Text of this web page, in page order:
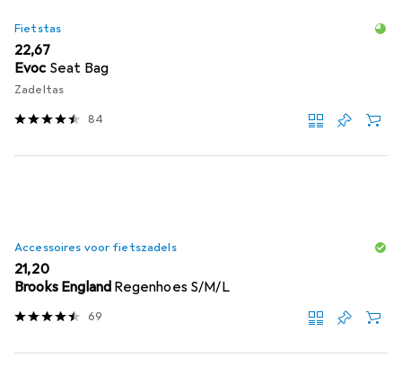
Fietstas
EUR
22,67
Evoc Seat Bag
Zadeltas
84
Accessoires voor fietszadels
EUR
21,20
Brooks England Regenhoes S/M/L
69